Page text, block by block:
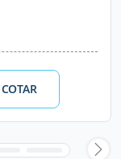
COTAR